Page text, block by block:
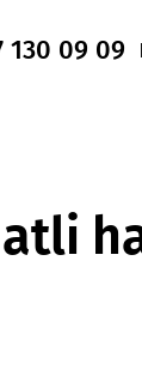
(+998) 97